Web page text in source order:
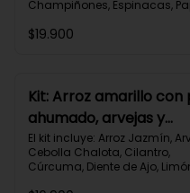
Champiñones, Espinacas,
Pechuga de Pollo (foto 160g/
650 kcal	| Carbohidratos
Grasas 32g | Proteínas 41g
$19.900
Kit: Arroz amarillo con
ahumado, arvejas y
cilantro-131
El kit incluye: Arroz Jazmín,
Cebolla Chalota, Cilantro,
Cúrcuma, Diente de Ajo,